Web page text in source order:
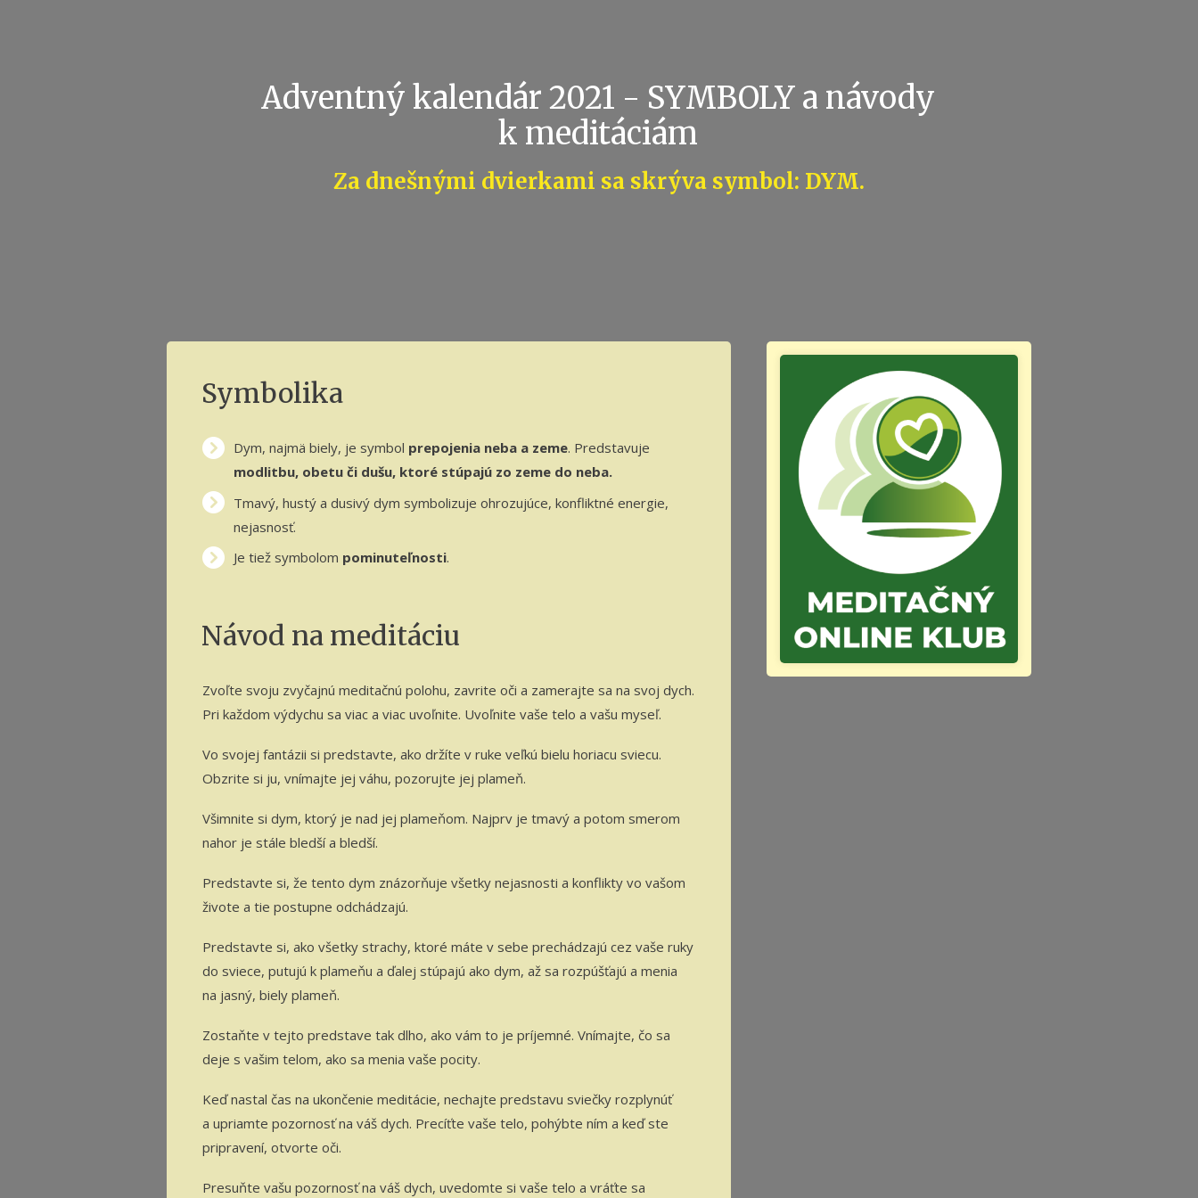
Adventný kalendár 2021 - SYMBOLY a návody
k meditáciám
Za dnešnými dvierkami sa skrýva symbol: DYM.
Symbolika
Dym, najmä biely, je symbol prepojenia neba a zeme. Predstavuje
modlitbu, obetu či dušu, ktoré stúpajú zo zeme do neba.
Tmavý, hustý a dusivý dym symbolizuje ohrozujúce, konfliktné energie,
nejasnosť.
Je tiež symbolom pominuteľnosti.
Návod na meditáciu
Zvoľte svoju zvyčajnú meditačnú polohu, zavrite oči a zamerajte sa na svoj dych.
Pri každom výdychu sa viac a viac uvoľnite. Uvoľnite vaše telo a vašu myseľ.
Vo svojej fantázii si predstavte, ako držíte v ruke veľkú bielu horiacu sviecu.
Obzrite si ju, vnímajte jej váhu, pozorujte jej plameň.
Všimnite si dym, ktorý je nad jej plameňom. Najprv je tmavý a potom smerom
nahor je stále bledší a bledší.
Predstavte si, že tento dym znázorňuje všetky nejasnosti a konflikty vo vašom
živote a tie postupne odchádzajú.
Predstavte si, ako všetky strachy, ktoré máte v sebe prechádzajú cez vaše ruky
do sviece, putujú k plameňu a ďalej stúpajú ako dym, až sa rozpúšťajú a menia
na jasný, biely plameň.
Zostaňte v tejto predstave tak dlho, ako vám to je príjemné. Vnímajte, čo sa
deje s vašim telom, ako sa menia vaše pocity.
Keď nastal čas na ukončenie meditácie, nechajte predstavu sviečky rozplynúť
a upriamte pozornosť na váš dych. Precíťte vaše telo, pohýbte ním a keď ste
pripravení, otvorte oči.
Presuňte vašu pozornosť na váš dych, uvedomte si vaše telo a vráťte sa